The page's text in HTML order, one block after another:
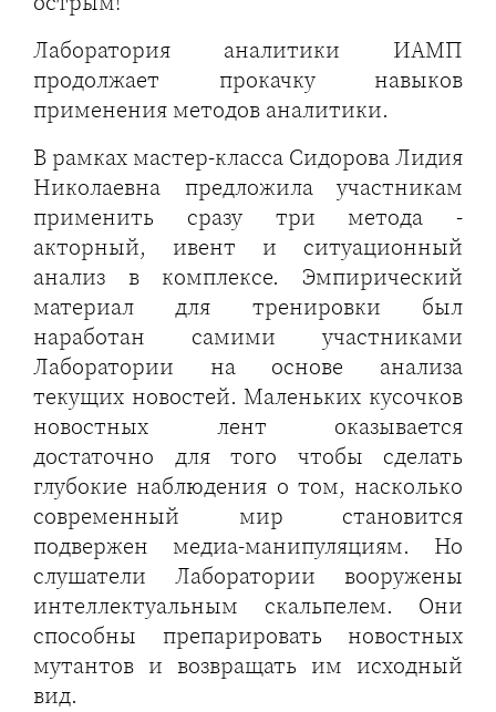
Лаборатория аналитики ИАМП
продолжает прокачку навыков
применения методов аналитики.
В рамках мастер-класса Сидорова Лидия
Николаевна предложила участникам
применить сразу три метода -
акторный, ивент и ситуационный
анализ в комплексе. Эмпирический
материал для тренировки был
наработан самими участниками
Лаборатории на основе анализа
текущих новостей. Маленьких кусочков
новостных лент оказывается
достаточно для того чтобы сделать
глубокие наблюдения о том, насколько
современный мир становится
подвержен медиа-манипуляциям. Но
слушатели Лаборатории вооружены
интеллектуальным скальпелем. Они
способны препарировать новостных
мутантов и возвращать им исходный
вид.